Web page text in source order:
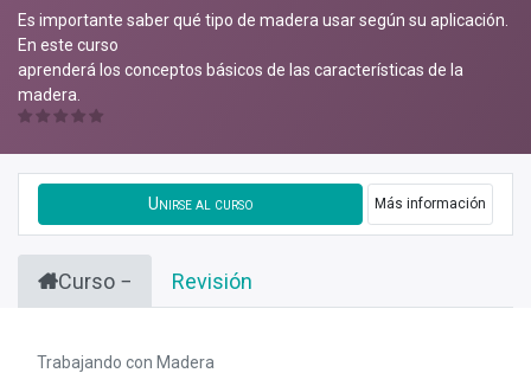
Es importante saber qué tipo de madera usar según su aplicación.
En este curso
aprenderá los conceptos básicos de las características de la
madera.
Unirse al curso Más información
Curso Revisión
Trabajando con Madera